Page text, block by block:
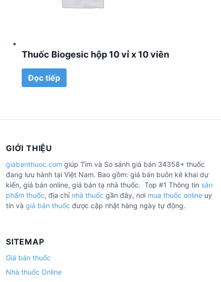
Thuốc Biogesic hộp 10 vỉ x 10 viên
Đọc tiếp
GIỚI THIỆU
giabanthuoc.com giúp Tìm và So sánh giá bán 34358+ thuốc
đang lưu hành tại Việt Nam. Bao gồm: giá bán buôn kê khai dự
kiến, giá bán online, giá bán tạ nhà thuốc. Top #1 Thông tin sản
phẩm thuốc, địa chỉ nhà thuốc gần đây, nơi mua thuốc online uy
tín và giá bán thuốc được cập nhật hàng ngày tự động.
SITEMAP
Giá bán thuốc
Nhà thuốc Online